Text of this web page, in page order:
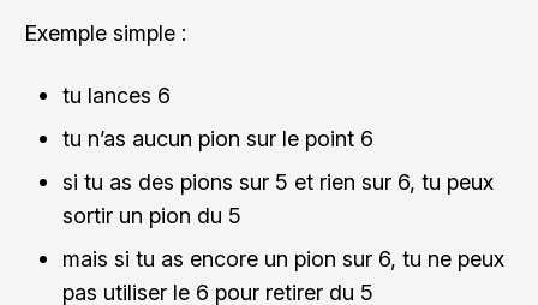
Exemple simple :
tu lances 6
tu n’as aucun pion sur le point 6
si tu as des pions sur 5 et rien sur 6, tu peux
sortir un pion du 5
mais si tu as encore un pion sur 6, tu ne peux
pas utiliser le 6 pour retirer du 5